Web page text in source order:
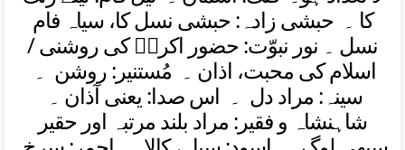
کا ۔ حبشی زادہ: حبشی نسل کا، سیاہ فام
نسل ۔ نور نبوّت: حضور اکرمؐ کی روشنی /
اسلام کی محبت، اذان ۔ مُستنیر : روشن ۔
سینہ: مراد دل ۔ اس صدا: یعنی آذان ۔
شاہنشاہ و فقیر : مراد بلند مرتبہ اور حقیر